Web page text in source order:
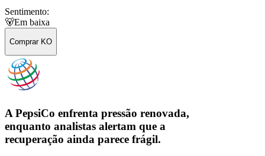
Sentimento:
🐻Em baixa
Comprar KO
A PepsiCo enfrenta pressão renovada,
enquanto analistas alertam que a
recuperação ainda parece frágil.